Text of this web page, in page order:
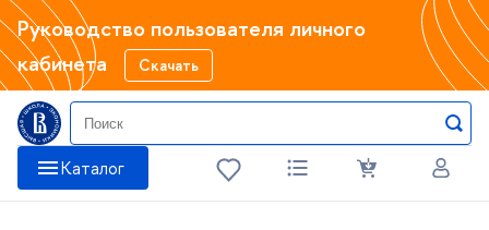
Руководство пользователя личного
кабинета
Скачать
Катало